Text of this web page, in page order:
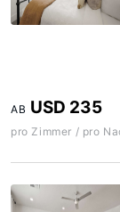
AB USD 235
pro Zimmer / pro